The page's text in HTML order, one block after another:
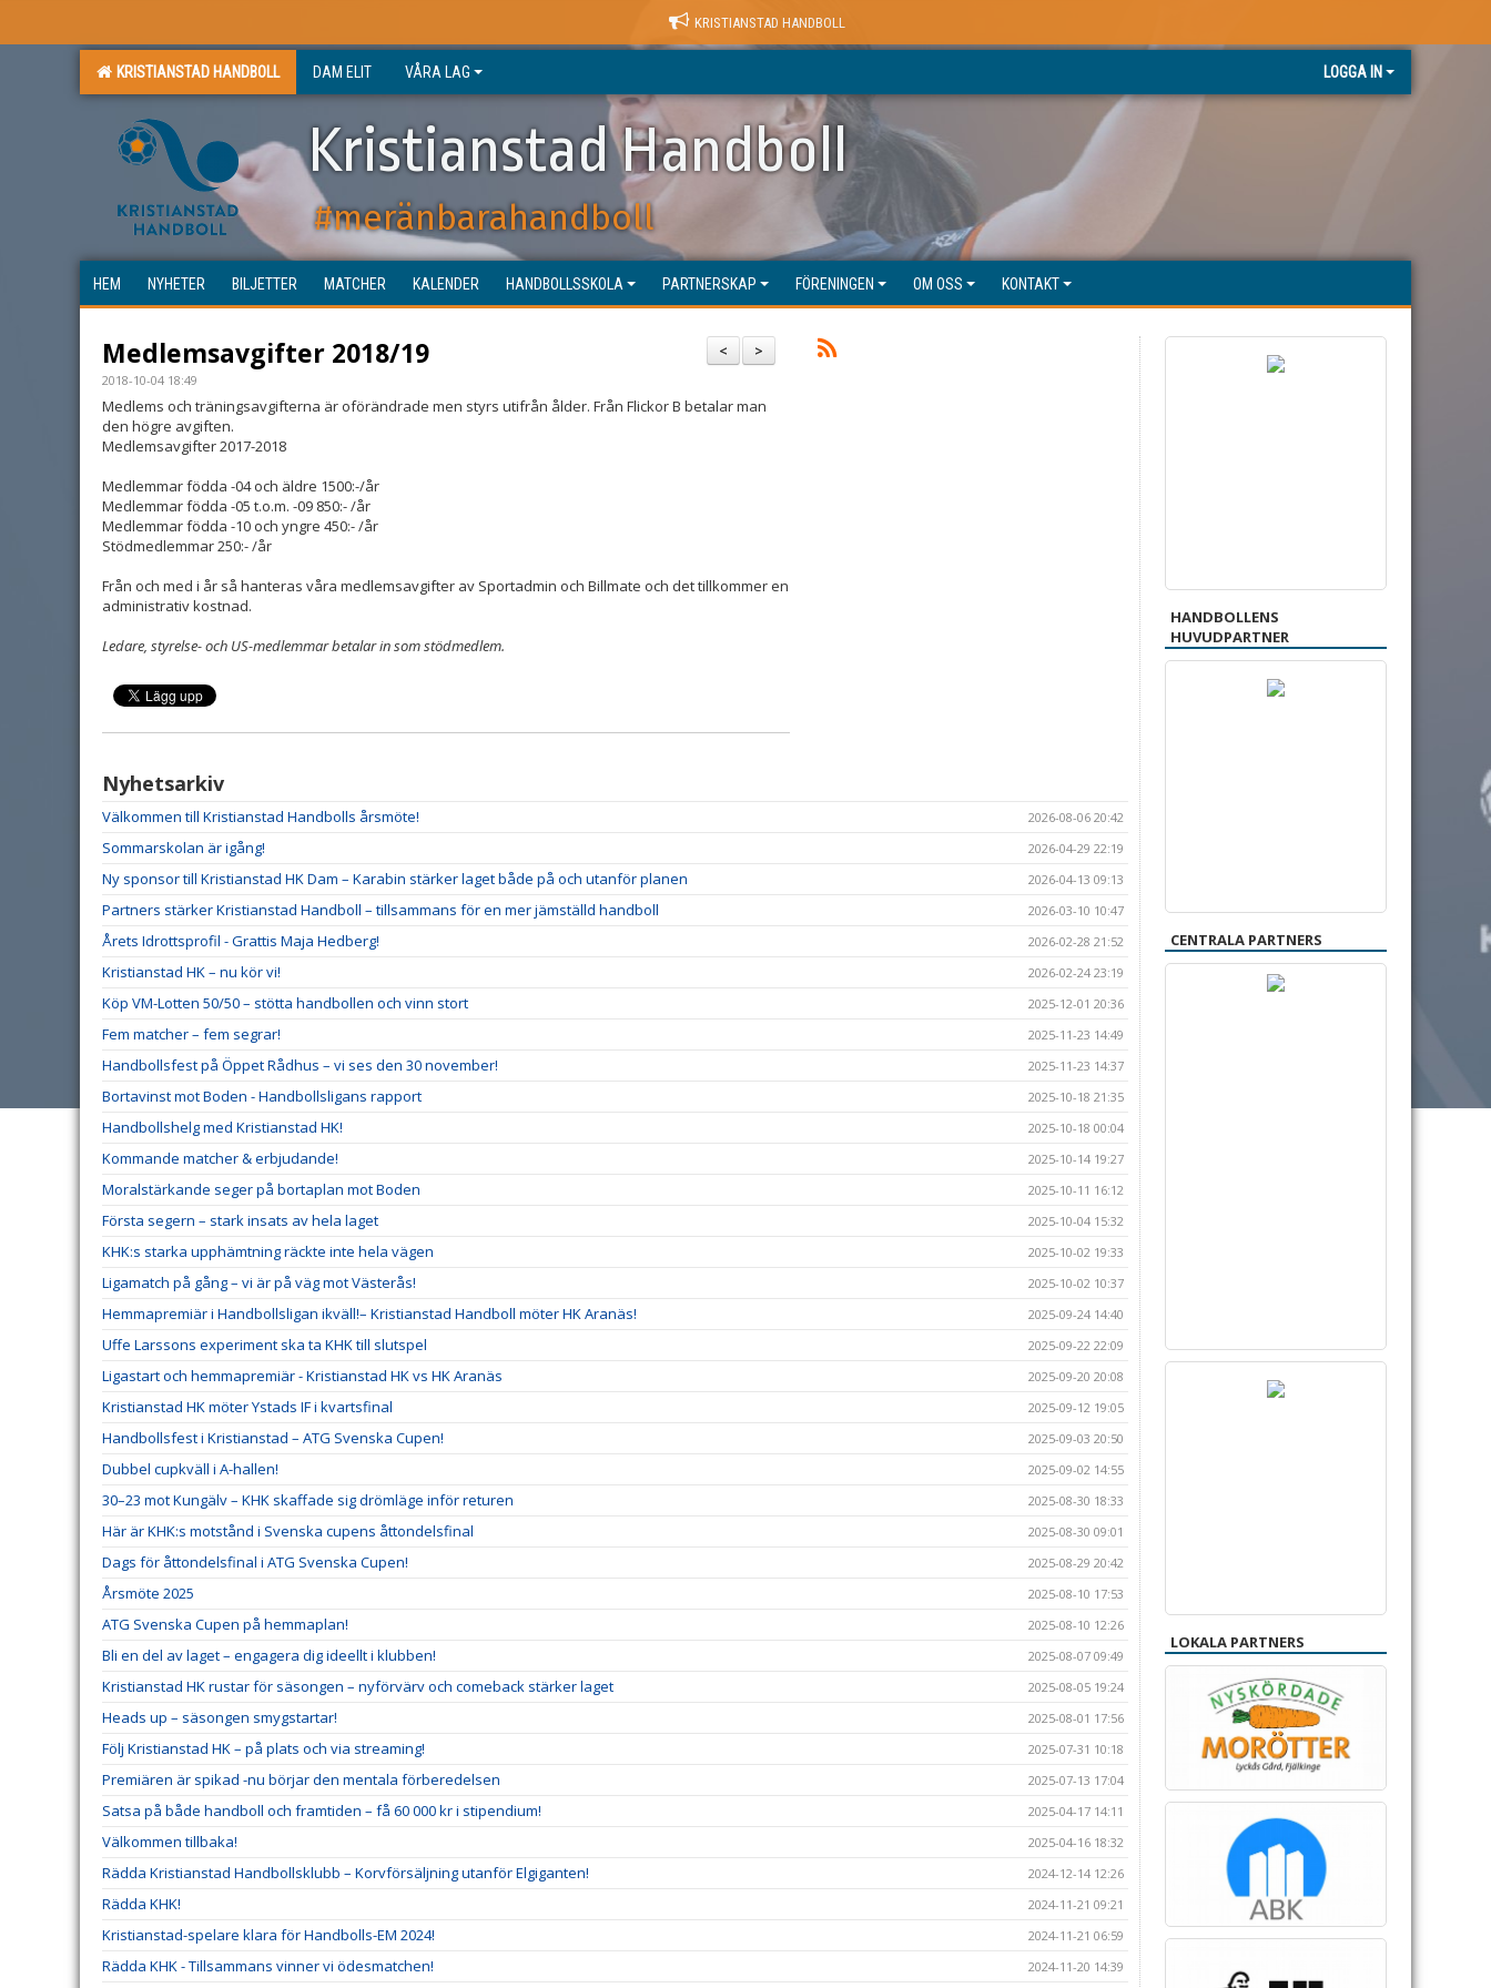
KRISTIANSTAD HANDBOLL
KRISTIANSTAD HANDBOLL DAM ELIT VÅRA LAG LOGGA IN
Kristianstad Handboll
#meränbarahandboll
HEM NYHETER BILJETTER MATCHER KALENDER HANDBOLLSSKOLA PARTNERSKAP FÖRENINGEN OM OSS KONTAKT
>
<
Medlemsavgifter 2018/19
2018-10-04 18:49
Medlems och träningsavgifterna är oförändrade men styrs utifrån ålder. Från Flickor B betalar man
den högre avgiften.
Medlemsavgifter 2017-2018
Medlemmar födda -04 och äldre 1500:-/år
Medlemmar födda -05 t.o.m. -09 850:- /år
Medlemmar födda -10 och yngre 450:- /år
Stödmedlemmar 250:- /år
Från och med i år så hanteras våra medlemsavgifter av Sportadmin och Billmate och det tillkommer en
administrativ kostnad.
Ledare, styrelse- och US-medlemmar betalar in som stödmedlem.
Nyhetsarkiv
Välkommen till Kristianstad Handbolls årsmöte! 2026-08-06 20:42
Sommarskolan är igång! 2026-04-29 22:19
Ny sponsor till Kristianstad HK Dam – Karabin stärker laget både på och utanför planen 2026-04-13 09:13
Partners stärker Kristianstad Handboll – tillsammans för en mer jämställd handboll 2026-03-10 10:47
Årets Idrottsprofil - Grattis Maja Hedberg! 2026-02-28 21:52
Kristianstad HK – nu kör vi! 2026-02-24 23:19
Köp VM-Lotten 50/50 – stötta handbollen och vinn stort 2025-12-01 20:36
Fem matcher – fem segrar! 2025-11-23 14:49
Handbollsfest på Öppet Rådhus – vi ses den 30 november! 2025-11-23 14:37
Bortavinst mot Boden - Handbollsligans rapport 2025-10-18 21:35
Handbollshelg med Kristianstad HK! 2025-10-18 00:04
Kommande matcher & erbjudande! 2025-10-14 19:27
Moralstärkande seger på bortaplan mot Boden 2025-10-11 16:12
Första segern – stark insats av hela laget 2025-10-04 15:32
KHK:s starka upphämtning räckte inte hela vägen 2025-10-02 19:33
Ligamatch på gång – vi är på väg mot Västerås! 2025-10-02 10:37
Hemmapremiär i Handbollsligan ikväll!– Kristianstad Handboll möter HK Aranäs! 2025-09-24 14:40
Uffe Larssons experiment ska ta KHK till slutspel 2025-09-22 22:09
Ligastart och hemmapremiär - Kristianstad HK vs HK Aranäs 2025-09-20 20:08
Kristianstad HK möter Ystads IF i kvartsfinal 2025-09-12 19:05
Handbollsfest i Kristianstad – ATG Svenska Cupen! 2025-09-03 20:50
Dubbel cupkväll i A-hallen! 2025-09-02 14:55
30–23 mot Kungälv – KHK skaffade sig drömläge inför returen 2025-08-30 18:33
Här är KHK:s motstånd i Svenska cupens åttondelsfinal 2025-08-30 09:01
Dags för åttondelsfinal i ATG Svenska Cupen! 2025-08-29 20:42
Årsmöte 2025 2025-08-10 17:53
ATG Svenska Cupen på hemmaplan! 2025-08-10 12:26
Bli en del av laget – engagera dig ideellt i klubben! 2025-08-07 09:49
Kristianstad HK rustar för säsongen – nyförvärv och comeback stärker laget 2025-08-05 19:24
Heads up – säsongen smygstartar! 2025-08-01 17:56
Följ Kristianstad HK – på plats och via streaming! 2025-07-31 10:18
Premiären är spikad -nu börjar den mentala förberedelsen 2025-07-13 17:04
Satsa på både handboll och framtiden – få 60 000 kr i stipendium! 2025-04-17 14:11
Välkommen tillbaka! 2025-04-16 18:32
Rädda Kristianstad Handbollsklubb – Korvförsäljning utanför Elgiganten! 2024-12-14 12:26
Rädda KHK! 2024-11-21 09:21
Kristianstad-spelare klara för Handbolls-EM 2024! 2024-11-21 06:59
Rädda KHK - Tillsammans vinner vi ödesmatchen! 2024-11-20 14:39
HANDBOLLENS
HUVUDPARTNER
CENTRALA PARTNERS
LOKALA PARTNERS